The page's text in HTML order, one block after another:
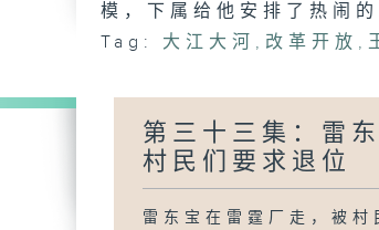
模，下属给他安排了热闹的
Tag:
大江大河 , 改革开放 ,
第三十三集：雷
村民们要求退位
雷东宝在雷霆厂走，被村